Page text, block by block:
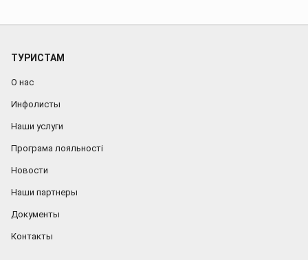
ТУРИСТАМ
О нас
Инфолисты
Наши услуги
Програма лояльності
Новости
Наши партнеры
Документы
Контакты